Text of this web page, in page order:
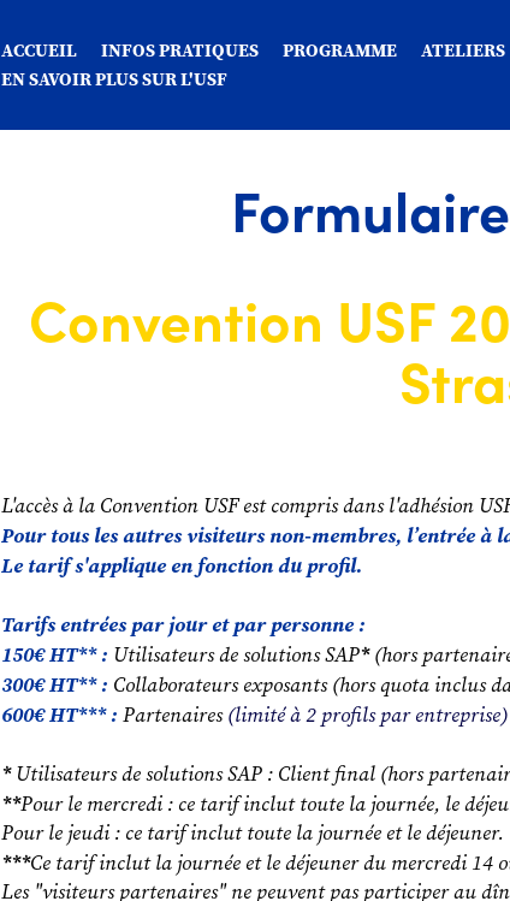
ACCUEIL INFOS PRATIQUES PROGRAMME ATELIERS
EN SAVOIR PLUS SUR L'USF
Convention USF
L'accès à la Convention USF est compris dans l'adhésion
Pour tous les autres visiteurs non-membres, l’entrée à
Le tarif s'applique en fonction du profil.
Tarifs entrées par jour et par personne :
150€ HT** : Utilisateurs de solutions SAP*(hors
300€ HT** : Collaborateurs exposants (hors quota inclus
600€ HT*** : Partenaires (limité à 2 profils par entreprise)
* Utilisateurs de solutions SAP : Client final (hors
**Pour le mercredi : ce tarif inclut toute la journée, le
Pour le jeudi : ce tarif inclut toute la journée et le déjeuner.
***Ce tarif inclut la journée et le déjeuner du mercredi 14
Les "visiteurs partenaires" ne peuvent pas participer au